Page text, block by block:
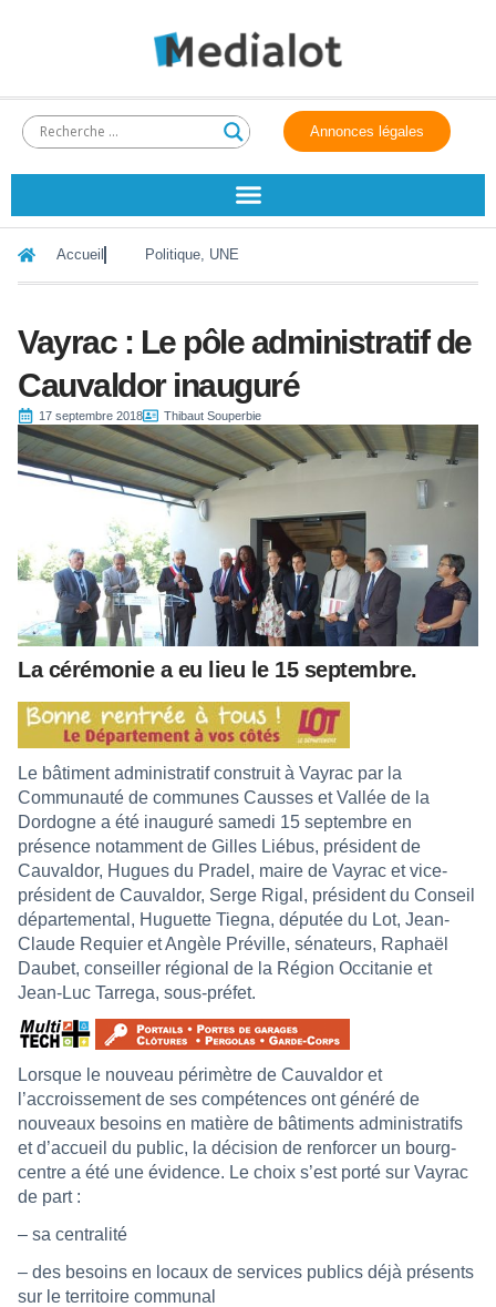
Annonces légales
Accueil Politique, UNE
Vayrac : Le pôle administratif de
Cauvaldor inauguré
17 septembre 2018 Thibaut Souperbie
La cérémonie a eu lieu le 15 septembre.
Le bâtiment administratif construit à Vayrac par la
Communauté de communes Causses et Vallée de la
Dordogne a été inauguré samedi 15 septembre en
présence notamment de Gilles Liébus, président de
Cauvaldor, Hugues du Pradel, maire de Vayrac et vice-
président de Cauvaldor, Serge Rigal, président du Conseil
départemental, Huguette Tiegna, députée du Lot, Jean-
Claude Requier et Angèle Préville, sénateurs, Raphaël
Daubet, conseiller régional de la Région Occitanie et
Jean-Luc Tarrega, sous-préfet.
Lorsque le nouveau périmètre de Cauvaldor et
l’accroissement de ses compétences ont généré de
nouveaux besoins en matière de bâtiments administratifs
et d’accueil du public, la décision de renforcer un bourg-
centre a été une évidence. Le choix s’est porté sur Vayrac
de part :
– sa centralité
– des besoins en locaux de services publics déjà présents
sur le territoire communal